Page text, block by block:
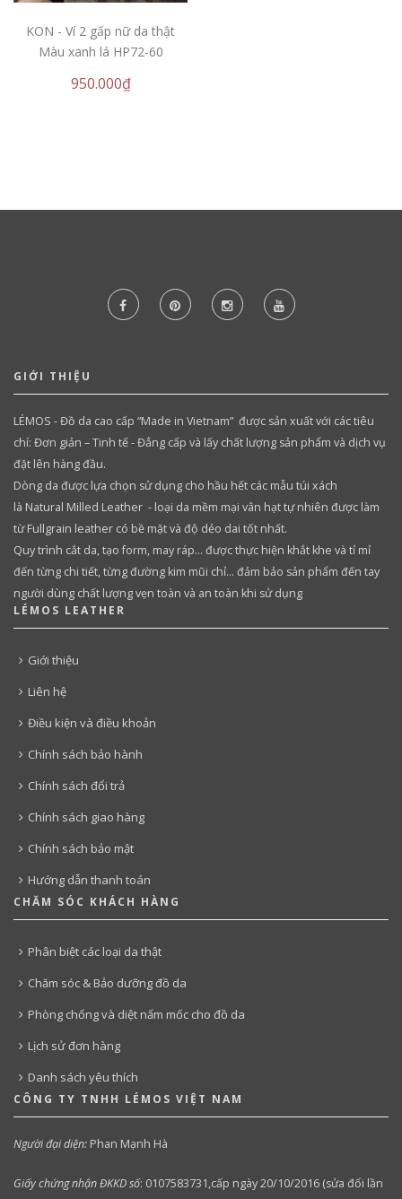
KON - Ví 2 gấp nữ da thật
Màu xanh lá HP72-60
950.000₫
GIỚI THIỆU
LÉMOS - Đồ da cao cấp “Made in Vietnam” được sản xuất với các tiêu
chí: Đơn giản – Tinh tế - Đẳng cấp và lấy chất lượng sản phẩm và dịch vụ
đặt lên hàng đầu.
Dòng da được lựa chọn sử dụng cho hầu hết các mẫu túi xách
là Natural Milled Leather - loại da mềm mại vân hạt tự nhiên được làm
từ Fullgrain leather có bề mặt và độ dẻo dai tốt nhất.
Quy trình cắt da, tạo form, may ráp… được thực hiện khắt khe và tỉ mỉ
đến từng chi tiết, từng đường kim mũi chỉ… đảm bảo sản phẩm đến tay
người dùng chất lượng vẹn toàn và an toàn khi sử dụng
LÉMOS LEATHER
Giới thiệu
Liên hệ
Điều kiện và điều khoản
Chính sách bảo hành
Chính sách đổi trả
Chính sách giao hàng
Chính sách bảo mật
Hướng dẫn thanh toán
CHĂM SÓC KHÁCH HÀNG
Phân biệt các loại da thật
Chăm sóc & Bảo dưỡng đồ da
Phòng chống và diệt nấm mốc cho đồ da
Lịch sử đơn hàng
Danh sách yêu thích
CÔNG TY TNHH LÉMOS VIỆT NAM
Người đại diện: Phan Mạnh Hà
Giấy chứng nhận ĐKKD số: 0107583731,cấp ngày 20/10/2016 (sửa đổi lần